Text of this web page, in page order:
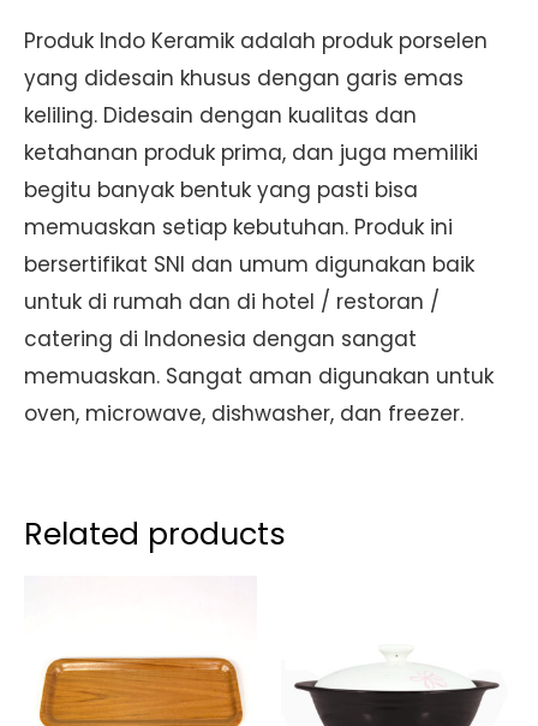
Produk Indo Keramik adalah produk porselen
yang didesain khusus dengan garis emas
keliling. Didesain dengan kualitas dan
ketahanan produk prima, dan juga memiliki
begitu banyak bentuk yang pasti bisa
memuaskan setiap kebutuhan. Produk ini
bersertifikat SNI dan umum digunakan baik
untuk di rumah dan di hotel / restoran /
catering di Indonesia dengan sangat
memuaskan. Sangat aman digunakan untuk
oven, microwave, dishwasher, dan freezer.
Related products